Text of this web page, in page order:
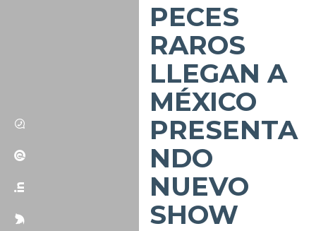
PECES
RAROS
LLEGAN A
MÉXICO
PRESENTA
NDO
NUEVO
SHOW